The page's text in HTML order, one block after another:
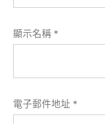
顯示名稱 *
電子郵件地址 *